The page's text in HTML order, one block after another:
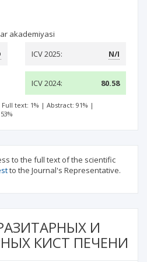
akademiyasi
ICV 2025: N/I
ICV 2024: 80.58
Full text: 1% | Abstract: 91% |
to the full text of the scientific
to the Journal's Representative.
И
КИСТ ПЕЧЕНИ